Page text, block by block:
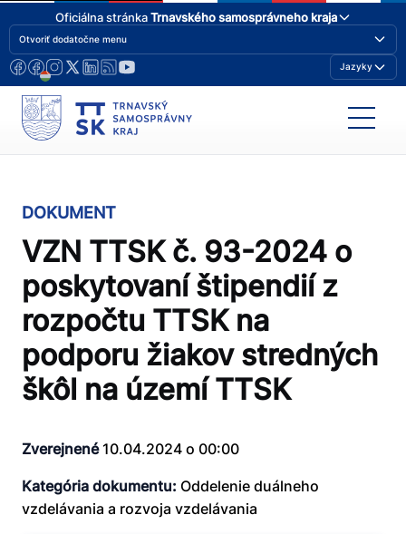
Oficiálna stránkaTrnavského samosprávneho kraja
Otvoriť dodatočne menu
Jazyky
DOKUMENT
VZN TTSK č. 93-2024 o
poskytovaní štipendií z
rozpočtu TTSK na
podporu žiakov stredných
škôl na území TTSK
Zverejnené10.04.2024 o 00:00
Kategória dokumentu: Oddelenie duálneho
vzdelávania a rozvoja vzdelávania